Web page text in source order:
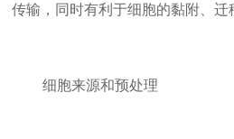
传输，同时有利于细胞的黏附、迁
细胞来源和预处理